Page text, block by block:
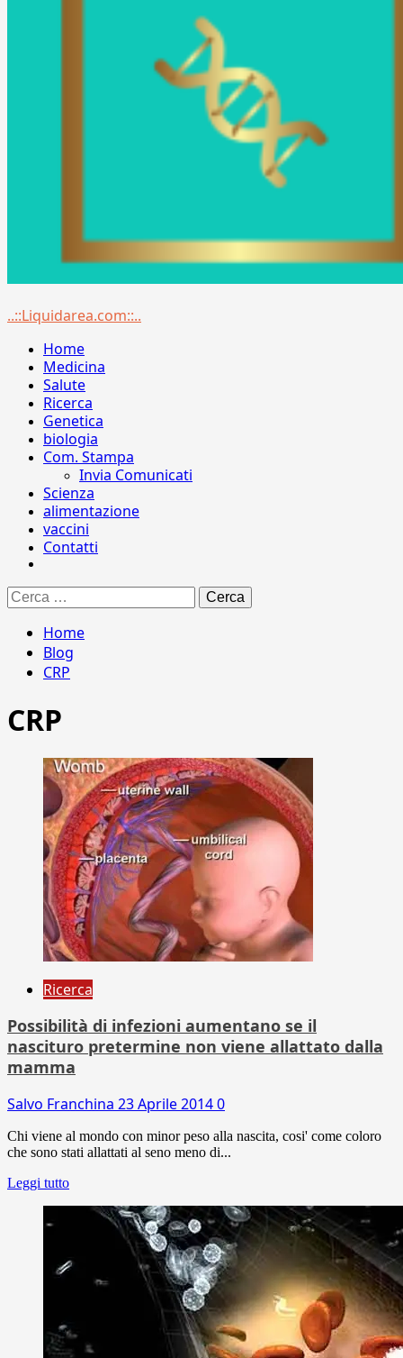
Menu
..::Liquidarea.com::..
Home
Medicina
Salute
Ricerca
Genetica
biologia
Com. Stampa
Invia Comunicati
Scienza
alimentazione
vaccini
Contatti
Ricerca
per:
Home
Blog
CRP
CRP
Ricerca
Possibilità di infezioni aumentano se il
nascituro pretermine non viene allattato dalla
mamma
Salvo Franchina 23 Aprile 20140
Chi viene al mondo con minor peso alla nascita, cosi' come coloro
che sono stati allattati al seno meno di...
Leggi tutto